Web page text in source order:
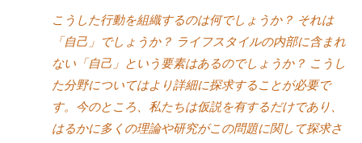
こうした行動を組織するのは何でしょうか？ それは
「自己」でしょうか？ ライフスタイルの内部に含まれ
ない「自己」という要素はあるのでしょうか？ こうし
た分野についてはより詳細に探求することが必要で
す。今のところ、私たちは仮説を有するだけであり、
はるかに多くの理論や研究がこの問題に関して探求さ